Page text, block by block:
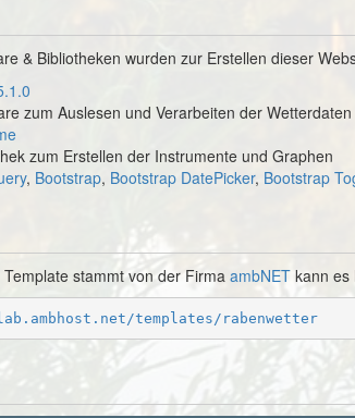
& Bibliotheken wurden zur Erstellen dieser
zum Auslesen und Verarbeiten der Wetterdaten
zum Erstellen der Instrumente und Graphen
, Bootstrap, Bootstrap DatePicker, Bootstrap
stammt von der Firma ambNET kann es
templates/rabenwetter